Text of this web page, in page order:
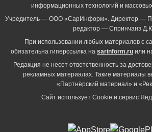
информационных технологий и
Учредитель — ООО «СарИнформ». Директор —
редактор — Спринчанэ
При использовании любых материалов с
обязательна гиперссылка на sarinform.ru или
Редакция не несет ответственность за
рекламных материалах. Такие материалы
«Партнёрский материал» и
Сайт использует Cookie и сервиc